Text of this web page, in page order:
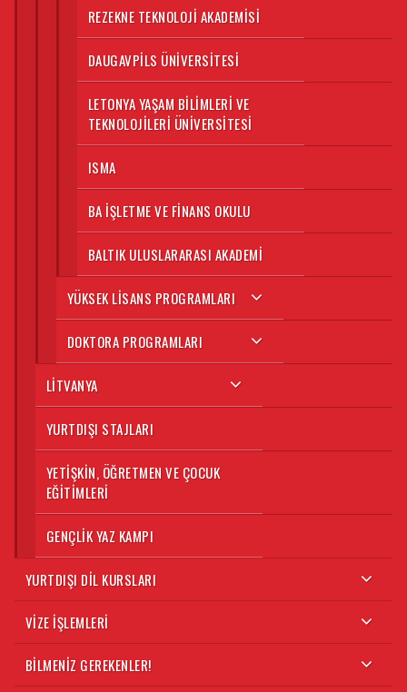
REZEKNE TEKNOLOJI AKADEMISI
DAUGAVPILS ÜNIVERSITESI
LETONYA YAŞAM BILIMLERI VE
TEKNOLOJILERI ÜNIVERSITESI
ISMA
BA İŞLETME VE FINANS OKULU
BALTIK ULUSLARARASI AKADEMI
YÜKSEK LISANS PROGRAMLARI
DOKTORA PROGRAMLARI
LITVANYA
YURTDIŞI STAJLARI
YETIŞKIN, ÖĞRETMEN VE ÇOCUK
EĞITIMLERI
GENÇLIK YAZ KAMPI
YURTDIŞI DIL KURSLARI
VIZE İŞLEMLERI
BILMENIZ GEREKENLER!